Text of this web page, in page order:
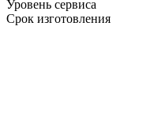
Уровень сервиса
Срок изготовления